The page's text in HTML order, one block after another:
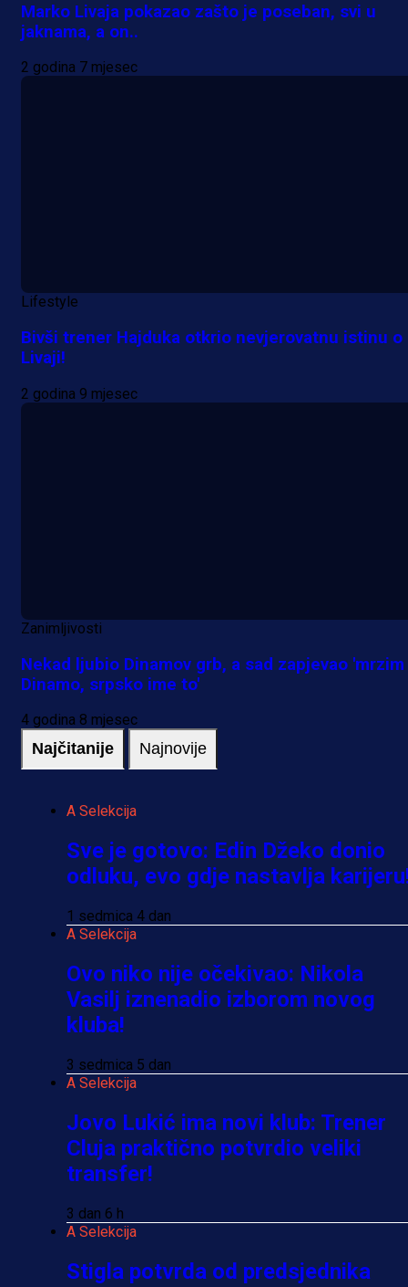
Marko Livaja pokazao zašto je poseban, svi u
jaknama, a on..
2 godina 7 mjesec
Lifestyle
Bivši trener Hajduka otkrio nevjerovatnu istinu o
Livaji!
2 godina 9 mjesec
Zanimljivosti
Nekad ljubio Dinamov grb, a sad zapjevao 'mrzim
Dinamo, srpsko ime to'
4 godina 8 mjesec
Najčitanije Najnovije
A Selekcija
Sve je gotovo: Edin Džeko donio
odluku, evo gdje nastavlja
1 sedmica 4 dan
A Selekcija
Ovo niko nije očekivao: Nikola
Vasilj iznenadio izborom novog
kluba!
3 sedmica 5 dan
A Selekcija
Jovo Lukić ima novi klub: Trener
Cluja praktično potvrdio veliki
transfer!
3 dan 6 h
A Selekcija
Stigla potvrda od predsjednika